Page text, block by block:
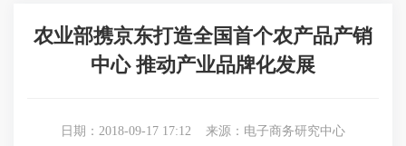
农业部携京东打造全国首个农产品产销
中心 推动产业品牌化发展
日期：2018-09-17 17:12 来源：电子商务研究中心